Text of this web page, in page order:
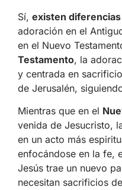
Sí, existen
adoración en el
en el Nuevo
Testamento, la
y centrada en
de Jerusalén,
Mientras que en el
venida de Jesucristo,
en un acto más
enfocándose en la fe,
Jesús trae un nuevo
necesitan sacrificios